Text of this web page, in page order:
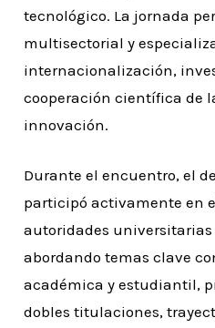
tecnológico. La jornada
multisectorial y
internacionalización,
cooperación científica de
innovación.
Durante el encuentro, el
participó activamente en
autoridades
abordando temas clave
académica y estudiantil,
dobles titulaciones,